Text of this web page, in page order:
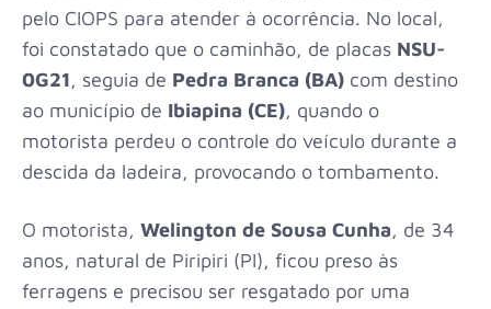
pelo CIOPS para atender à ocorrência. No local,
foi constatado que o caminhão, de placas NSU-
0G21, seguia de Pedra Branca (BA) com destino
ao município de Ibiapina (CE), quando o
motorista perdeu o controle do veículo durante a
descida da ladeira, provocando o tombamento.
O motorista, Welington de Sousa Cunha, de 34
anos, natural de Piripiri (PI), ficou preso às
ferragens e precisou ser resgatado por uma